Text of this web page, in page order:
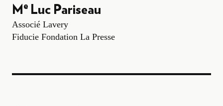
M e Luc Pariseau
Associé Lavery
Fiducie Fondation La Presse